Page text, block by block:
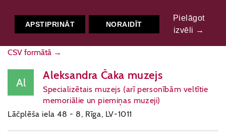
KARTE
CSV formātā →
FILTRS
Al
Aleksandra Čaka muzejs
Specializētais muzejs (arī personībām veltītie
memoriālie un piemiņas muzeji)
Lāčplēša iela 48 - 8, Rīga, LV-1011
APSTIPRINĀT NORAIDĪT
Pielāgot
izvēli →